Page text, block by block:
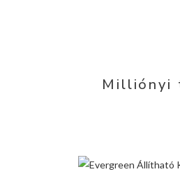
Milliónyi